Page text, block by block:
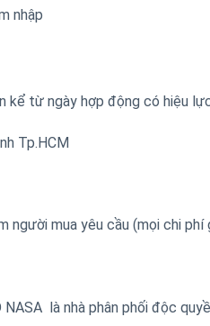
nhập
kể từ ngày hợp động có hiệu
Tp.HCM
người mua yêu cầu (mọi chi
là nhà phân phối độc